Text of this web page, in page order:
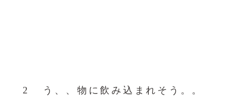
2 う、、物に飲み込まれそう。。